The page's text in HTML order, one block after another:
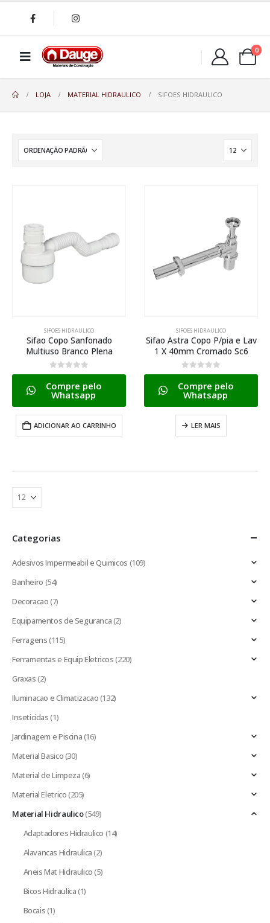
0
LOJA MATERIAL HIDRAULICO SIFOES HIDRAULICO
SIFOES HIDRAULICO
Sifao Copo Sanfonado
Multiuso Branco Plena
0de 5
Compre pelo
Whatsapp
ADICIONAR AO CARRINHO
SIFOES HIDRAULICO
Sifao Astra Copo P/pia e Lav
1 X 40mm Cromado Sc6
0de 5
Compre pelo
Whatsapp
LER MAIS
Categorias
Adesivos Impermeabil e Quimicos (109)
Banheiro (54)
Decoracao(7)
Equipamentos de Seguranca(2)
Ferragens(115)
Ferramentas e Equip Eletricos(220)
Graxas(2)
Iluminacao e Climatizacao(132)
Inseticidas(1)
Jardinagem e Piscina(16)
Material Basico(30)
Material de Limpeza(6)
Material Eletrico(205)
Material Hidraulico(549)
Adaptadores Hidraulico (14)
Alavancas Hidraulica(2)
Aneis Mat Hidraulico(5)
Bicos Hidraulica(1)
Bocais(1)